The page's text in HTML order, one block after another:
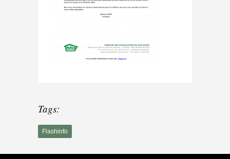
Tags:
Flashinfo